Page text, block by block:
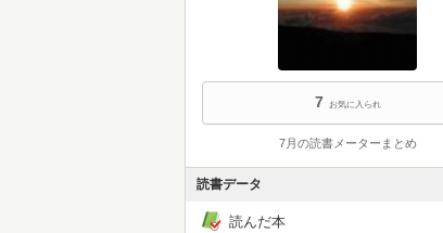
7 お気に入られ
7月の読書メーターまとめ
読書データ
読んだ本